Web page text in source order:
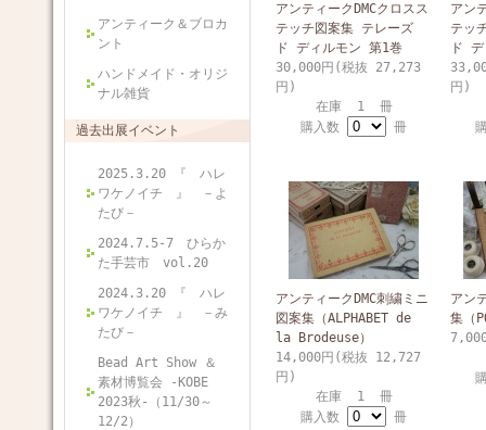
アンティーク＆ブロカ
ント
ハンドメイド・オリジ
ナル雑貨
過去出展イベント
2025.3.20 『 ハレ
ワケノイチ 』 －よ
たび－
2024.7.5-7 ひらか
た手芸市 vol.20
2024.3.20 『 ハレ
ワケノイチ 』 －み
たび－
Bead Art Show ＆
素材博覧会 -KOBE
2023秋-（11/30～
12/2）
アンティークDMCクロスス
テッチ図案集 テレーズ
ド ディルモン 第1巻
30,000円(税抜 27,273
円)
在庫 1 冊
購入数
冊
アン
テッ
ド
円)
アンティークDMC刺繍ミニ
図案集（ALPHABET de
la Brodeuse）
14,000円(税抜 12,727
円)
在庫 1 冊
購入数
冊
アン
集（